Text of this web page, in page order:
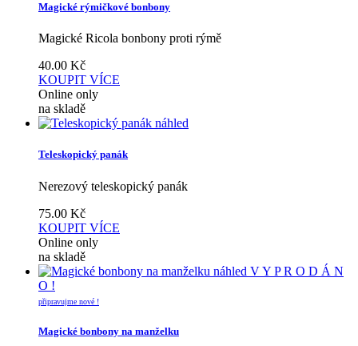
Magické rýmičkové bonbony
Magické Ricola bonbony proti rýmě
40.00 Kč
KOUPIT VÍCE
Online only
na skladě
náhled
Teleskopický panák
Nerezový teleskopický panák
75.00 Kč
KOUPIT VÍCE
Online only
na skladě
náhled V Y P R O D Á N
O !
připravujme nové !
Magické bonbony na manželku